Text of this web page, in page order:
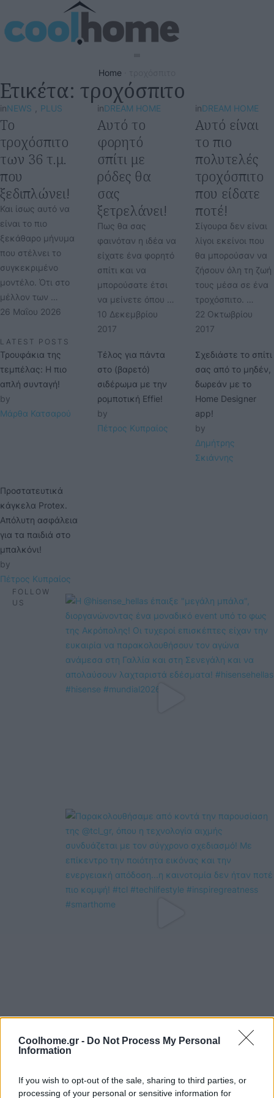
Coolhome.gr - Do Not Process My Personal
Information
If you wish to opt-out of the sale, sharing to third parties, or
processing of your personal or sensitive information for
Home
Ετικέτα: τροχόσπιτο
inNEWS PLUS
Το
τροχόσπιτο
των 36 τ.μ.
που
ξεδιπλώνει!
Και ίσως αυτό να
είναι το πιο
ξεκάθαρο μήνυμα
που στέλνει το
συγκεκριμένο
μοντέλο. Ότι στο
μέλλον των …
26 Μαΐου 2026
inDREAM HOME
Αυτό το
φορητό
σπίτι με
ρόδες θα
σας
ξετρελάνει!
Πως θα σας
φαινόταν η ιδέα να
είχατε ένα φορητό
σπίτι και να
μπορούσατε έτσι
να μείνετε όπου …
10 Δεκεμβρίου
2017
inDREAM HOME
Αυτό είναι
το πιο
πολυτελές
τροχόσπιτο
που είδατε
ποτέ!
Σίγουρα δεν είναι
λίγοι εκείνοι που
θα μπορούσαν να
ζήσουν όλη τη ζωή
τους μέσα σε ένα
τροχόσπιτο. …
22 Οκτωβρίου
2017
LATEST POSTS
Τρουφάκια της
τεμπέλας: Η πιο
απλή συνταγή!
by
Μάρθα Κατσαρού
Τέλος για πάντα
στο (βαρετό)
σιδέρωμα με την
ρομποτική Effie!
by
Πέτρος Κυπραίος
Σχεδιάστε το σπίτι
σας από το μηδέν,
δωρεάν με το
Home Designer
app!
by
Δημήτρης
Σκιάννης
Προστατευτικά
κάγκελα Protex.
Απόλυτη ασφάλεια
για τα παιδιά στο
μπαλκόνι!
by
Πέτρος Κυπραίος
FOLLOW
US